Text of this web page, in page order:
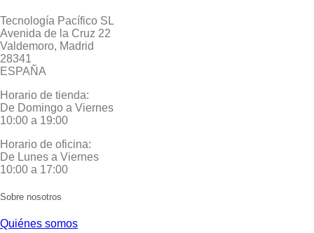
Tecnología Pacífico SL
Avenida de la Cruz 22
Valdemoro, Madrid
28341
ESPAÑA
Horario de tienda:
De Domingo a Viernes
10:00 a 19:00
Horario de oficina:
De Lunes a Viernes
10:00 a 17:00
Sobre nosotros
Quiénes somos